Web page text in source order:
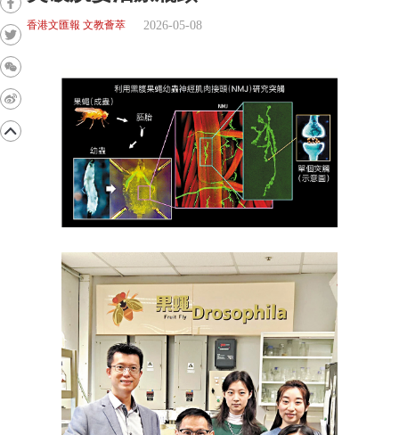
香港文匯報 文教薈萃 2026-05-08